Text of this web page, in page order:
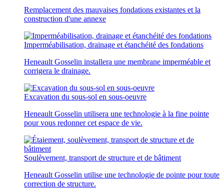
Remplacement des mauvaises fondations existantes et la
construction d'une annexe
Imperméabilisation, drainage et étanchéité des fondations
Heneault Gosselin installera une membrane imperméable et
corrigera le drainage.
Excavation du sous-sol en sous-oeuvre
Heneault Gosselin utilisera une technologie à la fine pointe
pour vous redonner cet espace de vie.
Soulèvement, transport de structure et de bâtiment
Heneault Gosselin utilise une technologie de pointe pour toute
correction de structure.